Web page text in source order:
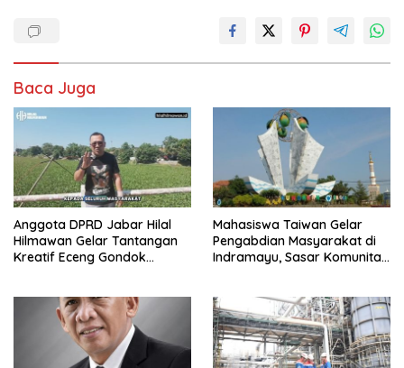
Baca Juga
Anggota DPRD Jabar Hilal
Hilmawan Gelar Tantangan
Kreatif Eceng Gondok
Mahasiswa Taiwan Gelar
Pengabdian Masyarakat di
Indramayu, Sasar Komunitas